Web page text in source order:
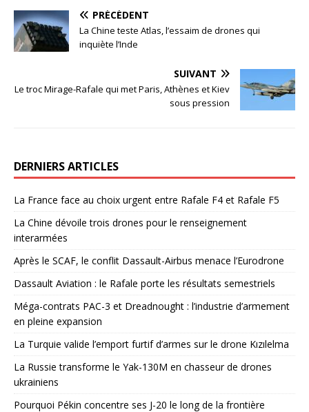
PRÉCÉDENT
La Chine teste Atlas, l’essaim de drones qui
inquiète l’Inde
SUIVANT
Le troc Mirage-Rafale qui met Paris, Athènes et Kiev
sous pression
DERNIERS ARTICLES
La France face au choix urgent entre Rafale F4 et Rafale F5
La Chine dévoile trois drones pour le renseignement
interarmées
Après le SCAF, le conflit Dassault-Airbus menace l’Eurodrone
Dassault Aviation : le Rafale porte les résultats semestriels
Méga-contrats PAC-3 et Dreadnought : l’industrie d’armement
en pleine expansion
La Turquie valide l’emport furtif d’armes sur le drone Kızılelma
La Russie transforme le Yak-130M en chasseur de drones
ukrainiens
Pourquoi Pékin concentre ses J-20 le long de la frontière